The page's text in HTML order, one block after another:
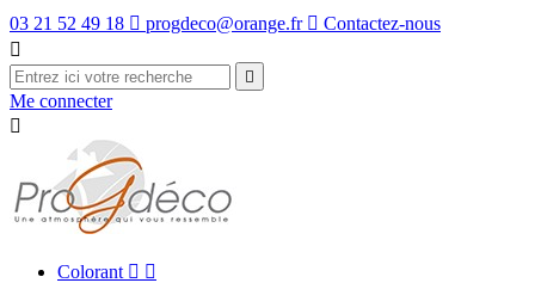
03 21 52 49 18  progdeco@orange.fr  Contactez-nous


Me connecter

Colorant  